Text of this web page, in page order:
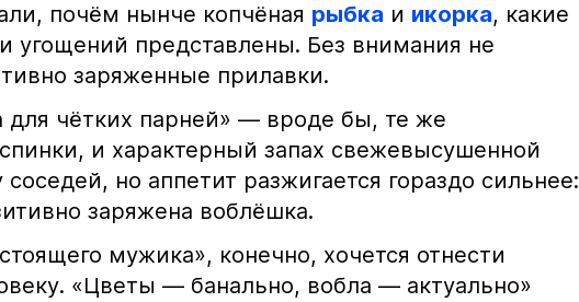
почём нынче копчёная рыбка и икорка, какие
угощений представлены. Без внимания не
заряженные прилавки.
для чётких парней» — вроде бы, те же
и характерный запах свежевысушенной
но аппетит разжигается гораздо сильнее:
заряжена воблёшка.
мужика», конечно, хочется отнести
«Цветы — банально, вобла — актуально»